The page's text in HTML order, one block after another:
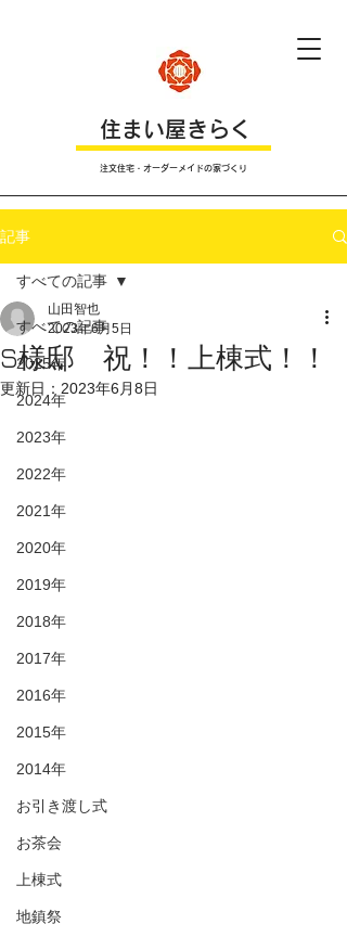
​住まい屋きらく
注文住宅・オーダーメイドの家づくり
記事
すべての記事
2025年
2024年
2023年
2022年
2021年
2020年
2019年
2018年
2017年
2016年
2015年
2014年
お引き渡し式
お茶会
上棟式
地鎮祭
すべての記事
S様邸 祝！！上棟式！！
山田智也
2023年6月5日
更新日： 2023年6月8日